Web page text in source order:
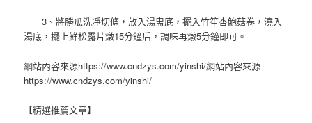
3、將勝瓜洗凈切條，放入湯盅底，擺入竹笙杏鮑菇卷，澆入
湯底，擺上鮮松露片燉15分鐘后，調味再燉5分鐘即可。
網站內容來源https://www.cndzys.com/yinshi/網站內容來源
https://www.cndzys.com/yinshi/
【精選推薦文章】